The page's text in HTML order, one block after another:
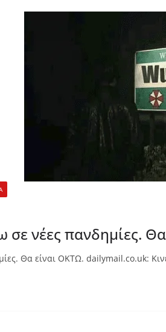
σε νέες πανδημίες.
Θα είναι ΟΚΤΩ. dailymail.co.uk: